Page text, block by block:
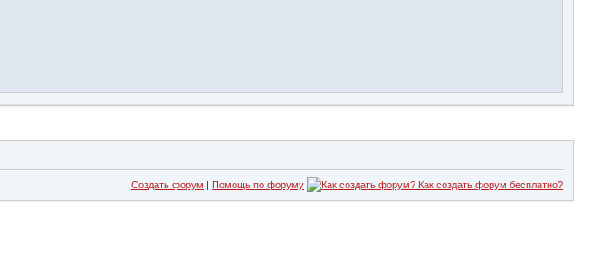
Создать форум Помощь по форуму